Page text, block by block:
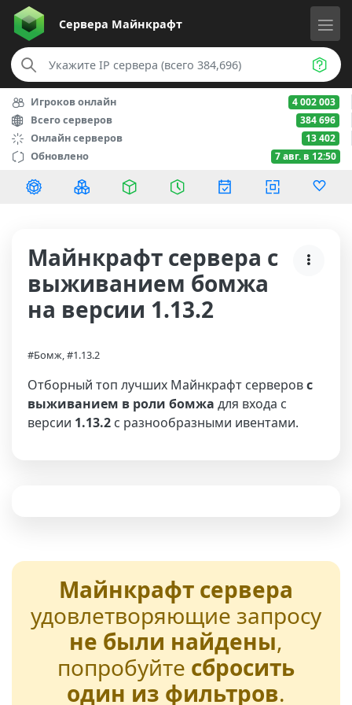
Сервера Майнкрафт
Игроков онлайн 4 002 003
Всего серверов 384 696
Онлайн серверов 13 402
Обновлено 7 авг. в 12:50
Майнкрафт сервера с
выживанием бомжа
на версии 1.13.2
#Бомж, #1.13.2
Отборный топ лучших Майнкрафт серверовс
выживанием в роли бомжа для входа с
версии 1.13.2 с разнообразными ивентами.
Майнкрафт сервера
удовлетворяющие запросу
не были найдены,
попробуйте сбросить
один из фильтров.